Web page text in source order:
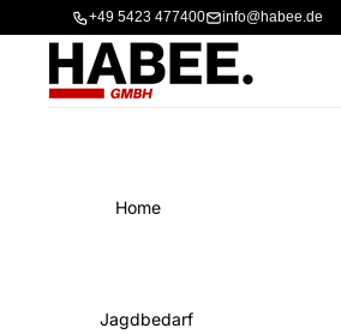
+49 5423 477400 info@habee.de
Home
Jagdbedarf